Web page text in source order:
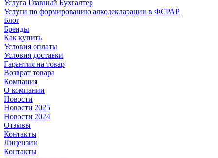
Услуга Главный Бухгалтер
Услуги по формированию алкодекларации в ФСРАР
Блог
Бренды
Как купить
Условия оплаты
Условия доставки
Гарантия на товар
Возврат товара
Компания
О компании
Новости
Новости 2025
Новости 2024
Отзывы
Контакты
Лицензии
Контакты